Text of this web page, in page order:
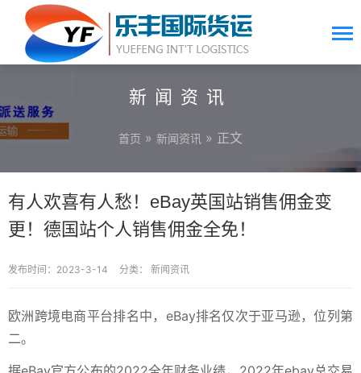
新闻资讯
首页 » 新闻资讯 » 正文
有人欢喜有人愁！eBay英国站销售佣金变
更！德国站个人销售佣金全免！
发布时间：2023-3-14 分类： 新闻资讯
欧洲跨境电商平台排名中，eBay排名仅次于亚马逊，位列第
二。